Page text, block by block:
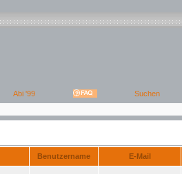
Benutzername E-Mail